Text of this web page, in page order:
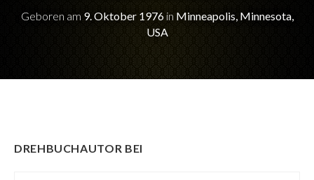
Geboren am 9. Oktober 1976in Minneapolis, Minnesota,
USA
DREHBUCHAUTOR BEI